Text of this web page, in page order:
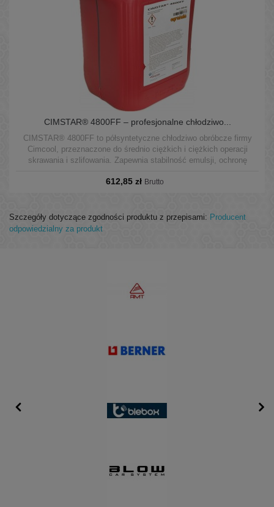
CIMSTAR® 4800FF – profesjonalne chłodziwo...
CIMSTAR® 4800FF to półsyntetyczne chłodziwo obróbcze firmy
Cimcool, przeznaczone do średnio ciężkich i ciężkich operacji
skrawania i szlifowania. Zapewnia stabilność emulsji, ochronę
indywidualnych i układach centralnych.
612,85 zł Brutto
Szczegóły dotyczące zgodności produktu z przepisami: Producent
odpowiedzialny za produkt